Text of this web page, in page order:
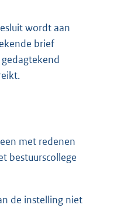
wordt aan
brief
met redenen
bestuurscollege
de instelling niet